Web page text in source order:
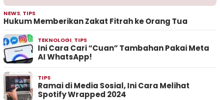
NEWS, TIPS
Hukum Memberikan Zakat Fitrah ke Orang Tua
TEKNOLOGI, TIPS
Ini Cara Cari “Cuan” Tambahan Pakai Meta
AI WhatsApp!
TIPS
Ramai di Media Sosial, Ini Cara Melihat
Spotify Wrapped 2024